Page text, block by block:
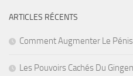
ARTICLES RÉCENTS
Comment Augmenter Le
Les Pouvoirs Cachés Du